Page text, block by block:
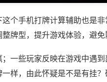
个手机打牌计算辅助也是
牌型，提升游戏体验，避免
一些玩家反映在游戏中遇
样，由此怀疑是不是有挂